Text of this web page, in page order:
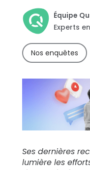
Téléchargements
Tarifs
de familles
Assistance
Équipe
Experts
Nos enquêtes
Ses dernières
lumière les